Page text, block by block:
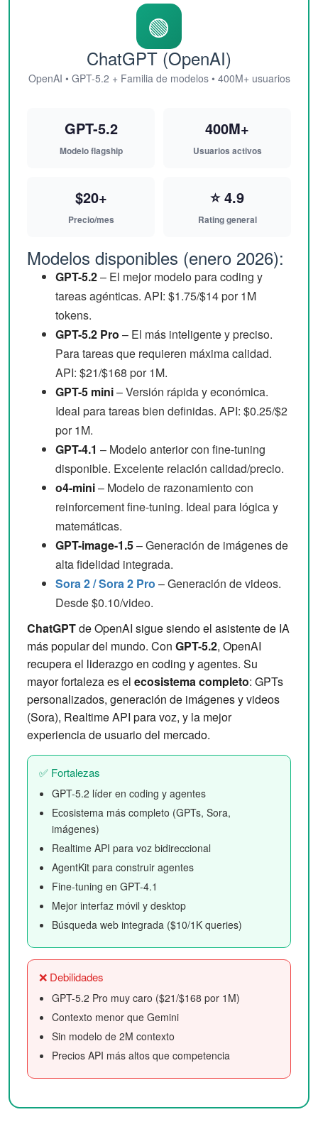
🟢
ChatGPT (OpenAI)
OpenAI • GPT-5.2 + Familia de modelos • 400M+ usuarios
GPT-5.2
Modelo flagship
400M+
Usuarios activos
$20+
Precio/mes
⭐ 4.9
Rating general
Modelos disponibles (enero 2026):
GPT-5.2– El mejor modelo para coding y
tareas agénticas. API: $1.75/$14 por 1M
tokens.
GPT-5.2 Pro – El más inteligente y preciso.
Para tareas que requieren máxima calidad.
API: $21/$168 por 1M.
GPT-5 mini– Versión rápida y económica.
Ideal para tareas bien definidas. API: $0.25/$2
por 1M.
GPT-4.1 – Modelo anterior con fine-tuning
disponible. Excelente relación calidad/precio.
o4-mini– Modelo de razonamiento con
reinforcement fine-tuning. Ideal para lógica y
matemáticas.
GPT-image-1.5– Generación de imágenes de
alta fidelidad integrada.
Sora 2 / Sora 2 Pro – Generación de videos.
Desde $0.10/video.
ChatGPTde OpenAI sigue siendo el asistente de IA
más popular del mundo. Con GPT-5.2, OpenAI
recupera el liderazgo en coding y agentes. Su
mayor fortaleza es el ecosistema completo: GPTs
personalizados, generación de imágenes y videos
(Sora), Realtime API para voz, y la mejor
experiencia de usuario del mercado.
✅ Fortalezas
GPT-5.2 líder en coding y agentes
Ecosistema más completo (GPTs, Sora,
imágenes)
Realtime API para voz bidireccional
AgentKit para construir agentes
Fine-tuning en GPT-4.1
Mejor interfaz móvil y desktop
Búsqueda web integrada ($10/1K queries)
❌ Debilidades
GPT-5.2 Pro muy caro ($21/$168 por 1M)
Contexto menor que Gemini
Sin modelo de 2M contexto
Precios API más altos que competencia